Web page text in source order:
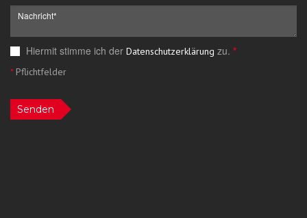
Hiermit stimme ich der Datenschutzerklärung zu. *
*Pflichtfelder
Senden